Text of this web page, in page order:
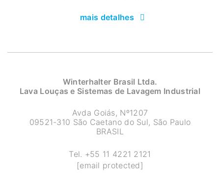
mais detalhes
Winterhalter Brasil Ltda.
Lava Louças e Sistemas de Lavagem Industrial
Avda Goiás, Nº1207
09521-310 São Caetano do Sul, São Paulo
BRASIL
Tel. +55 11 4221 2121
[email protected]